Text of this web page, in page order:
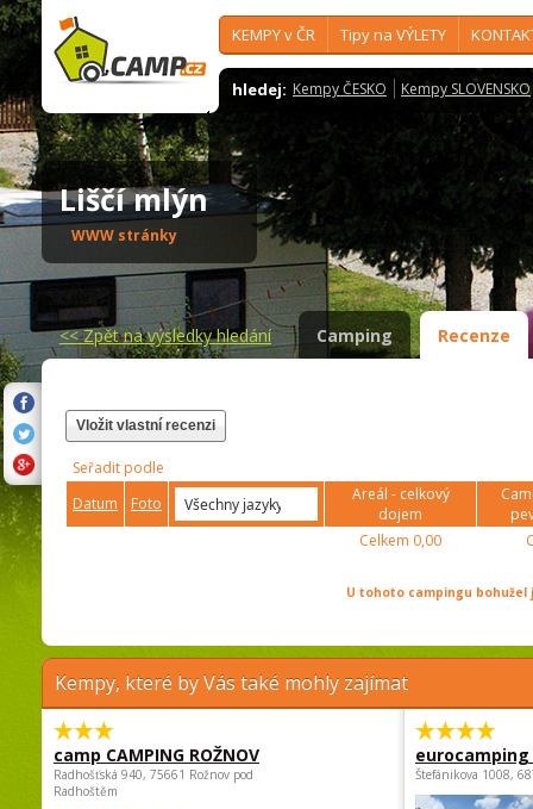
KEMPY v ČR Tipy na VÝLETY
hledej: Kempy ČESKO Kempy SLOVENSKO
Liščí mlýn
WWW stránky
<<Zpět na výsledky hledání Camping Recenze
Vložit vlastní recenzi
Seřadit podle
Datum
Foto
Areál - celkový
dojem
Celkem 0,00
U tohoto campingu
Kempy, které by Vás také mohly zajímat
camp CAMPING ROŽNOV
Radhošťská 940, 75661 Rožnov pod
Radhoštěm
Štefánikova 1008,